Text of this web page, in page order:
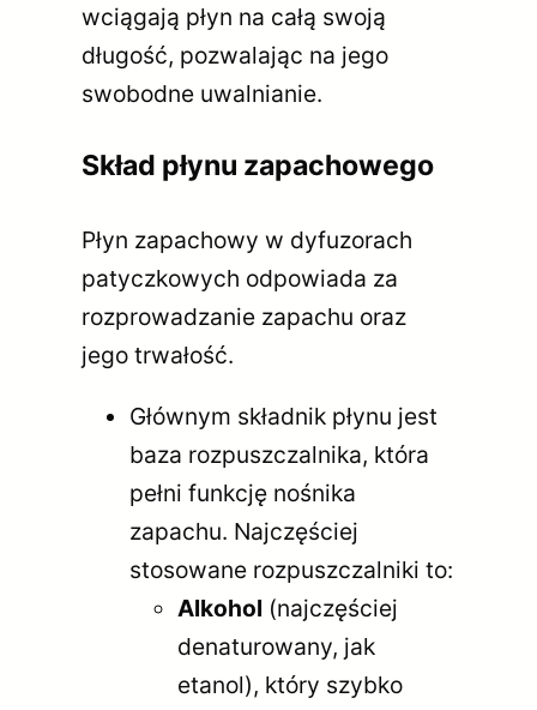
wciągają płyn na całą swoją
długość, pozwalając na jego
swobodne uwalnianie.
Skład płynu zapachowego
Płyn zapachowy w dyfuzorach
patyczkowych odpowiada za
rozprowadzanie zapachu oraz
jego trwałość.
Głównym składnik płynu jest
baza rozpuszczalnika, która
pełni funkcję nośnika
zapachu. Najczęściej
stosowane rozpuszczalniki to:
Alkohol (najczęściej
denaturowany, jak
etanol), który szybko